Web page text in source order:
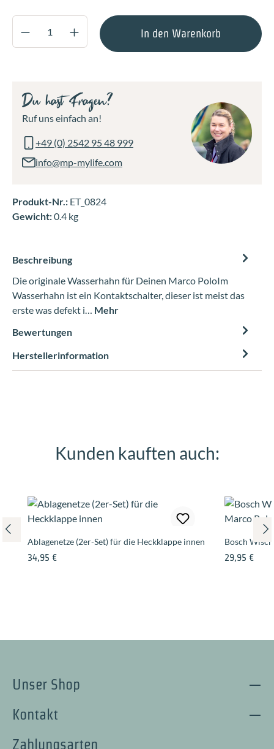
Produkt Anzahl: Gib den gewünschten
In den Warenkorb
Du hast Fragen?
Ruf uns einfach an!
+49 (0) 2542 95 48 999
info@mp-mylife.com
Produkt-Nr.: ET_0824
Gewicht:0.4 kg
Beschreibung
Die originale Wasserhahn für Deinen Marco PoloIm
Wasserhahn ist ein Kontaktschalter, dieser ist meist das
erste was defekt i… Mehr
Bewertungen
Herstellerinformation
Produktgalerie überspringen
Kunden kauften auch:
Ablagenetze (2er-Set) für die Heckklappe innen
Regulärer Preis:
34,95 €
Bosch
Regulärer
29,95 €
Unser Shop
Kontakt
Zahlungsarten